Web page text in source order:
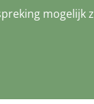
mogelijk